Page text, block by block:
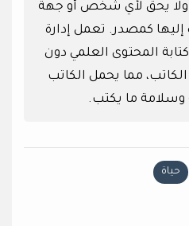
ولا يحق لأي شخص أو جهة
كمصدر. تعمل إدارة
المحتوى العلمي دون
مما يحمل الكاتب
ما يكتب.
حياة